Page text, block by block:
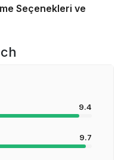
Seçenekleri ve
9.4
9.7